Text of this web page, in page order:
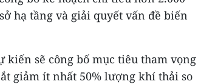
hạ tầng và giải quyết vấn đề biến
sẽ công bố mục tiêu tham vọng
giảm ít nhất 50% lượng khí thải so